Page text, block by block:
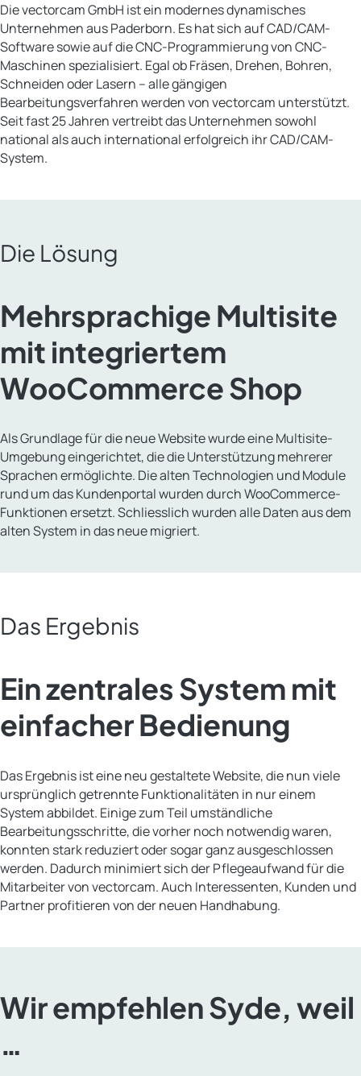
Die vectorcam GmbH ist ein modernes dynamisches
Unternehmen aus Paderborn. Es hat sich auf CAD/CAM-
Software sowie auf die CNC-Programmierung von CNC-
Maschinen spezialisiert. Egal ob Fräsen, Drehen, Bohren,
Schneiden oder Lasern – alle gängigen
Bearbeitungsverfahren werden von vectorcam unterstützt.
Seit fast 25 Jahren vertreibt das Unternehmen sowohl
national als auch international erfolgreich ihr CAD/CAM-
System.
Die Lösung
Mehrsprachige Multisite
mit integriertem
WooCommerce Shop
Als Grundlage für die neue Website wurde eine Multisite-
Umgebung eingerichtet, die die Unterstützung mehrerer
Sprachen ermöglichte. Die alten Technologien und Module
rund um das Kundenportal wurden durch WooCommerce-
Funktionen ersetzt. Schliesslich wurden alle Daten aus dem
alten System in das neue migriert.
Das Ergebnis
Ein zentrales System mit
einfacher Bedienung
Das Ergebnis ist eine neu gestaltete Website, die nun viele
ursprünglich getrennte Funktionalitäten in nur einem
System abbildet. Einige zum Teil umständliche
Bearbeitungsschritte, die vorher noch notwendig waren,
konnten stark reduziert oder sogar ganz ausgeschlossen
werden. Dadurch minimiert sich der Pflegeaufwand für die
Mitarbeiter von vectorcam. Auch Interessenten, Kunden und
Partner profitieren von der neuen Handhabung.
Wir empfehlen Syde, weil
…